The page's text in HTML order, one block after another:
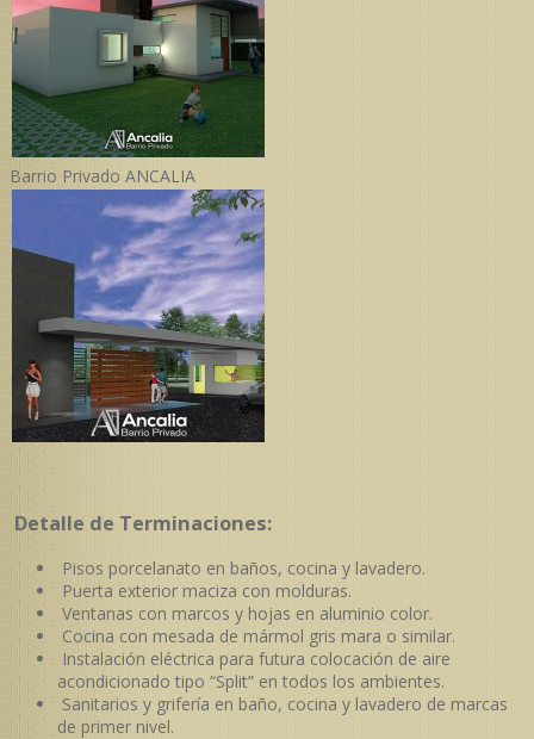
Barrio Privado ANCALIA
Detalle de Terminaciones:
Pisos porcelanato en baños, cocina y lavadero.
Puerta exterior maciza con molduras.
Ventanas con marcos y hojas en aluminio color.
Cocina con mesada de mármol gris mara o similar.
Instalación eléctrica para futura colocación de aire
acondicionado tipo “Split” en todos los ambientes.
Sanitarios y grifería en baño, cocina y lavadero de marcas
de primer nivel.